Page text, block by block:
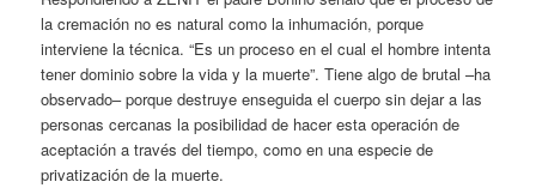
la cremación no es natural como la inhumación, porque
interviene la técnica. “Es un proceso en el cual el hombre intenta
tener dominio sobre la vida y la muerte”. Tiene algo de brutal –ha
observado– porque destruye enseguida el cuerpo sin dejar a las
personas cercanas la posibilidad de hacer esta operación de
aceptación a través del tiempo, como en una especie de
privatización de la muerte.